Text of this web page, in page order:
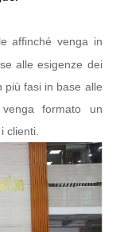
affinché venga in
alle esigenze dei
più fasi in base alle
formato un
clienti.